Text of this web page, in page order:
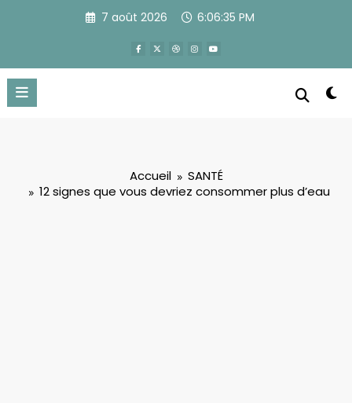
7 août 2026 6:06:35 PM
Accueil
SANTÉ
12 signes que vous devriez consommer plus d’eau